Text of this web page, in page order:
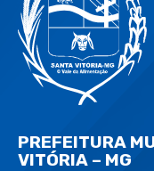
PREFEITURA
VITÓRIA – MG